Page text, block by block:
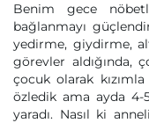
Benim gece
bağlanmayı
yedirme, giydirme,
görevler aldığında,
çocuk olarak
özledik ama ayda
yaradı. Nasıl ki